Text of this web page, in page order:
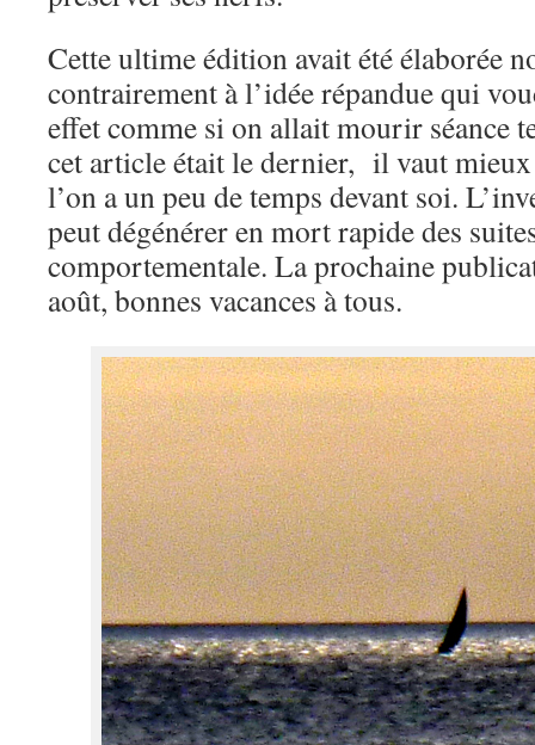
Cette ultime édition avait été élaborée
contrairement à l’idée répandue qui
effet comme si on allait mourir séance
cet article était le dernier, il vaut
l’on a un peu de temps devant soi.
peut dégénérer en mort rapide des
comportementale. La prochaine
août, bonnes vacances à tous.